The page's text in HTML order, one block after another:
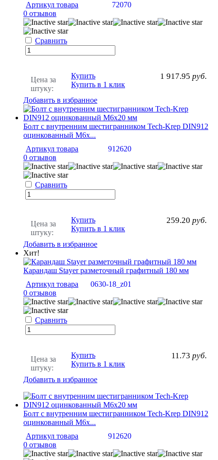
Артикул товара
72070
0 отзывов
Сравнить
Цена за
штуку:
1 917.95 руб.
Купить
Купить в 1 клик
Добавить в избранное
Болт с внутренним шестигранником Tech-Krep DIN912
оцинкованный М6х...
Артикул товара
912620
0 отзывов
Сравнить
Цена за
штуку:
259.20 руб.
Купить
Купить в 1 клик
Добавить в избранное
Хит!
Карандаш Stayer разметочный графитный 180 мм
Артикул товара
0630-18_z01
0 отзывов
Сравнить
Цена за
штуку:
11.73 руб.
Купить
Купить в 1 клик
Добавить в избранное
Болт с внутренним шестигранником Tech-Krep DIN912
оцинкованный М6х...
Артикул товара
912620
0 отзывов